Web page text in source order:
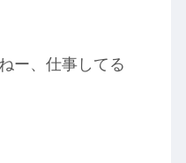
ー、仕事してる